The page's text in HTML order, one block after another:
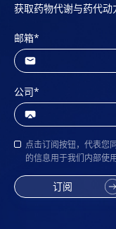
获取药物代谢与药代
邮箱*
公司*
点击订阅按钮，代表您
的信息用于我们内部使用
订阅